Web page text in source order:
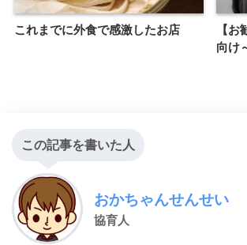
これまでに外食で感激したお店
【
向け
この記事を書いた人
おかちゃんせんせい
協育人